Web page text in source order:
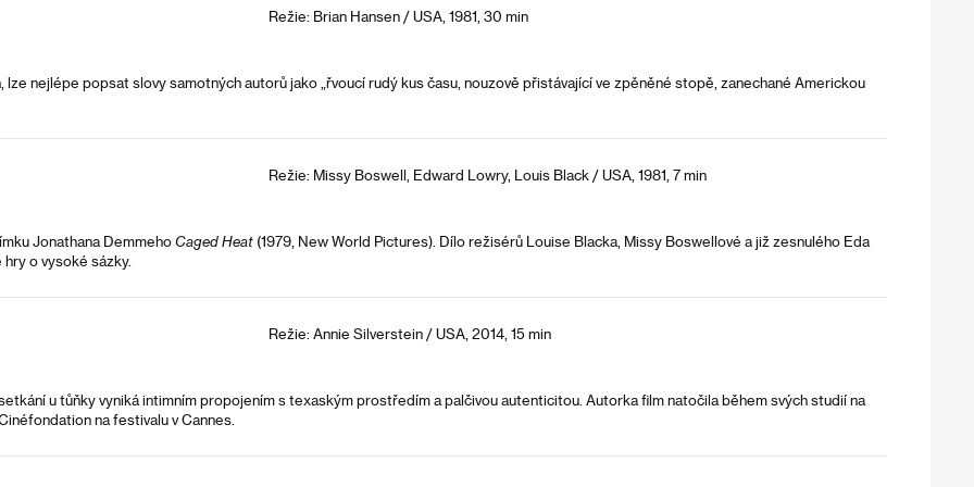
Režie: Brian Hansen / USA, 1981, 30 min
nejlépe popsat slovy samotných autorů jako „řvoucí rudý kus času, nouzově přistávající ve zpěněné stopě, zanechané Americkou
Režie: Missy Boswell, Edward Lowry, Louis Black / USA, 1981, 7 min
Jonathana Demmeho Caged Heat (1979, New World Pictures). Dílo režisérů Louise Blacka, Missy Boswellové a již zesnulého Eda
o vysoké sázky.
Režie: Annie Silverstein / USA, 2014, 15 min
u tůňky vyniká intimním propojením s texaským prostředím a palčivou autenticitou. Autorka film natočila během svých studií na
na festivalu v Cannes.